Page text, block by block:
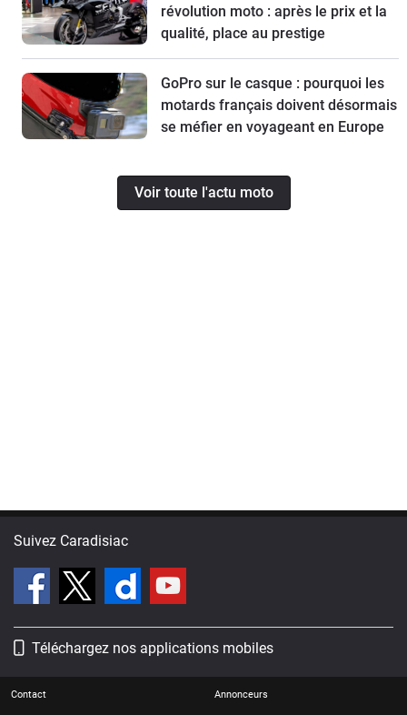
révolution moto : après le prix et la
qualité, place au prestige
GoPro sur le casque : pourquoi les
motards français doivent désormais
se méfier en voyageant en Europe
Voir toute l'actu moto
Suivez Caradisiac
Téléchargez nos applications mobiles
Contact Annonceurs